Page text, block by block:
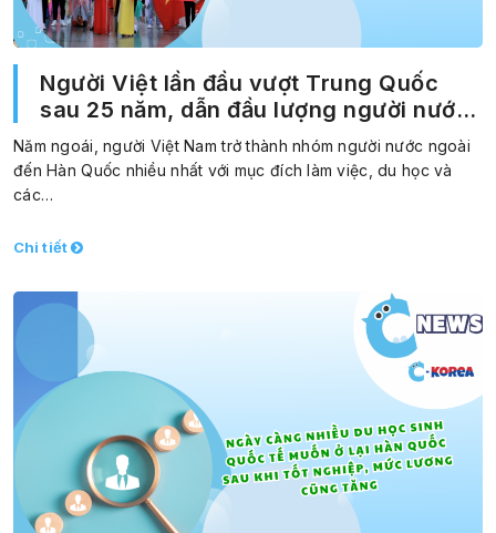
Người Việt lần đầu vượt Trung Quốc
sau 25 năm, dẫn đầu lượng người nước
ngoài đến Hàn Quốc
Năm ngoái, người Việt Nam trở thành nhóm người nước ngoài
đến Hàn Quốc nhiều nhất với mục đích làm việc, du học và
các…
Chi tiết